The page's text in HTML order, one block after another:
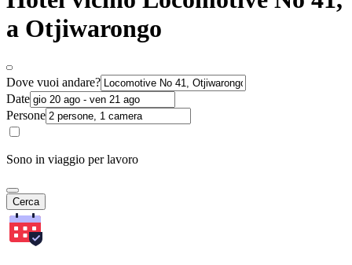
a Otjiwarongo
Dove vuoi andare?
Date
Persone
Sono in viaggio per lavoro
Cerca